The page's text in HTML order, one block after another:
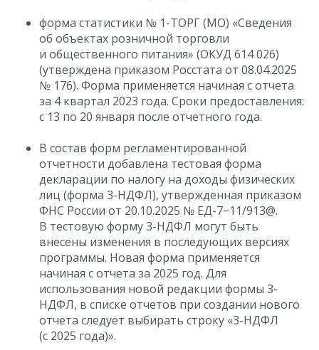
форма статистики № 1-ТОРГ (МО) «Сведения
об объектах розничной торговли
и общественного питания» (ОКУД 614 026)
(утверждена приказом Росстата от 08.04.2025
№ 176). Форма применяется начиная с отчета
за 4 квартал 2023 года. Сроки предоставления:
с 13 по 20 января после отчетного года.
В состав форм регламентированной
отчетности добавлена тестовая форма
декларации по налогу на доходы физических
лиц (форма 3-НДФЛ), утвержденная приказом
ФНС России от 20.10.2025 № ЕД-7−11/913@.
В тестовую форму 3-НДФЛ могут быть
внесены изменения в последующих версиях
программы. Новая форма применяется
начиная с отчета за 2025 год. Для
использования новой редакции формы 3-
НДФЛ, в списке отчетов при создании нового
отчета следует выбирать строку «3-НДФЛ
(с 2025 года)».